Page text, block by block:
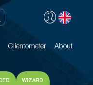
Clientometer About
Clientometer About
WIZARD